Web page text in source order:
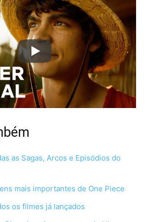
as Sagas, Arcos e Episódios do
mais importantes de One Piece
os filmes já lançados